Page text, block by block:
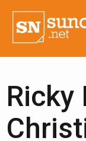
Ricky